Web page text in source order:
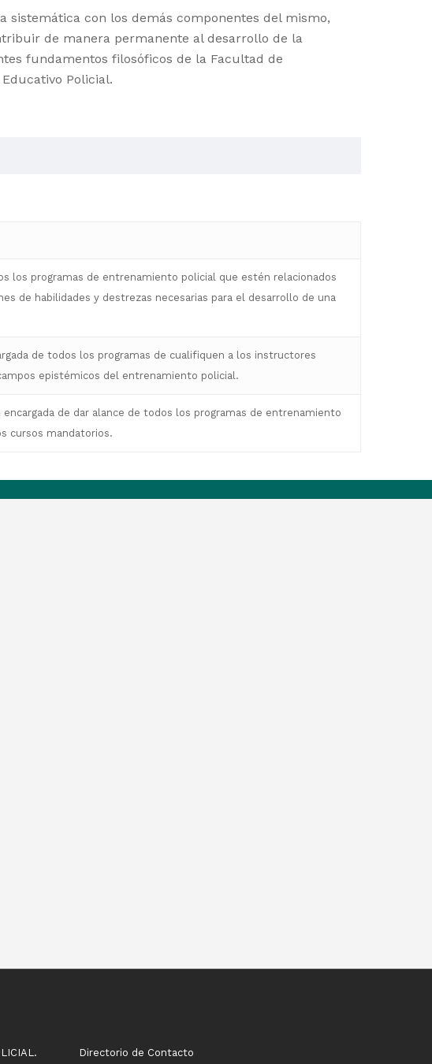
sistemática con los demás componentes del mismo,
de manera permanente al desarrollo de la
fundamentos filosóficos de la Facultad de
Policial.
los programas de entrenamiento policial que estén relacionados
de habilidades y destrezas necesarias para el desarrollo de una
de todos los programas de cualifiquen a los instructores
epistémicos del entrenamiento policial.
encargada de dar alance de todos los programas de entrenamiento
cursos mandatorios.
Directorio de Contacto